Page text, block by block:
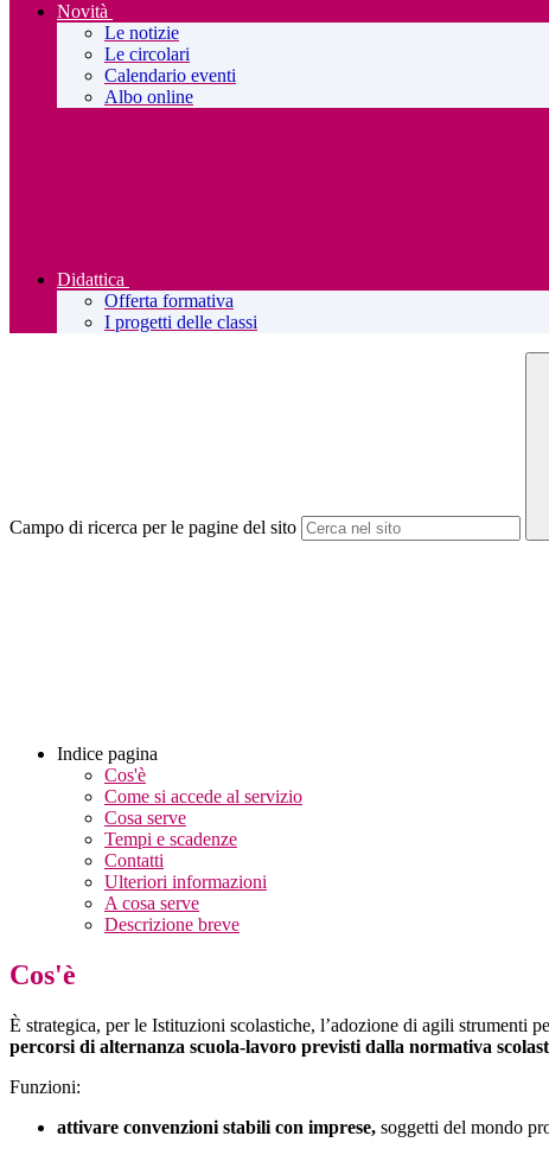
Novità
Le notizie
Le circolari
Calendario eventi
Albo online
Didattica
Offerta formativa
I progetti delle classi
Campo di ricerca per le pagine del sito
Indice pagina
Cos'è
Come si accede al servizio
Cosa serve
Tempi e scadenze
Contatti
Ulteriori informazioni
A cosa serve
Descrizione breve
Cos'è
È strategica, per le Istituzioni scolastiche, l’adozione di agili strumenti
percorsi di alternanza scuola-lavoro previsti dalla normativa
Funzioni:
attivare convenzioni stabili con imprese, soggetti del mondo